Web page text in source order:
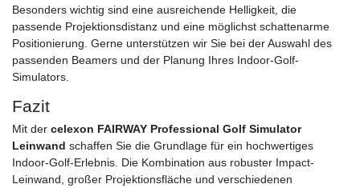
Besonders wichtig sind eine ausreichende Helligkeit, die
passende Projektionsdistanz und eine möglichst schattenarme
Positionierung. Gerne unterstützen wir Sie bei der Auswahl des
passenden Beamers und der Planung Ihres Indoor-Golf-
Simulators.
Fazit
Mit der celexon FAIRWAY Professional Golf Simulator
Leinwand schaffen Sie die Grundlage für ein hochwertiges
Indoor-Golf-Erlebnis. Die Kombination aus robuster Impact-
Leinwand, großer Projektionsfläche und verschiedenen